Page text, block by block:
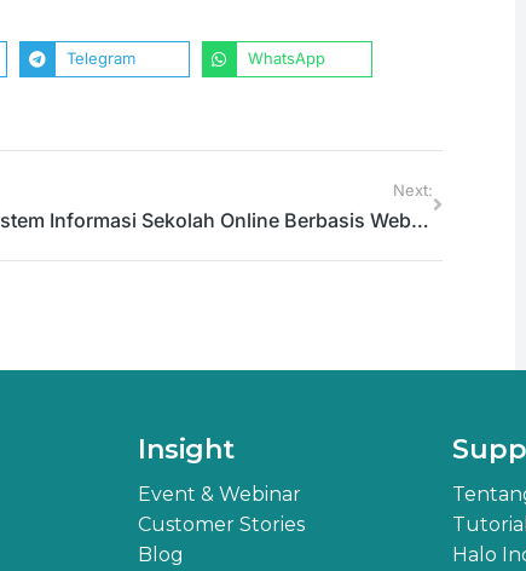
Telegram WhatsApp
Next:
Sistem Informasi Sekolah Online Berbasis Web/Cloud | WA 0812-3364-0003
Insight
Event & Webinar
Customer Stories
Blog
Halo